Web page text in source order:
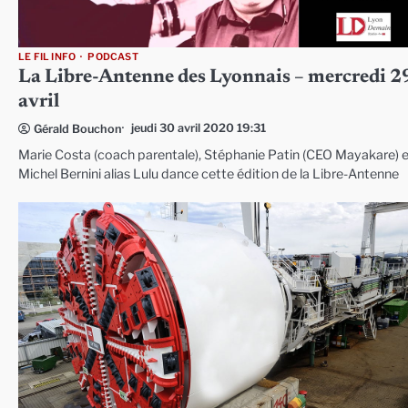
LE FIL INFO PODCAST
La Libre-Antenne des Lyonnais – mercredi
avril
Gérald Bouchon jeudi 30 avril 2020 19:31
Marie Costa (coach parentale), Stéphanie Patin (CEO Mayakare)
Michel Bernini alias Lulu dance cette édition de la Libre-Antenne